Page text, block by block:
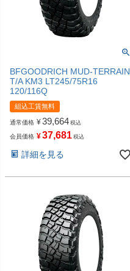
BFGOODRICH MUD-TERRAIN
T/A KM3 LT245/75R16
120/116Q
組込工賃無料
通常価格 ¥39,664 税込
会員価格 ¥37,681 税込
詳細を見る